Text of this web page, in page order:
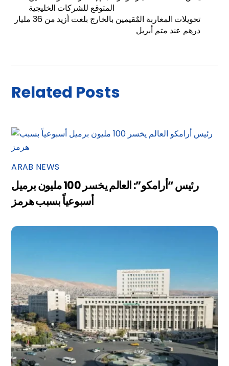
المتوقع للشركات الخليجية
تحويلات المغاربة المٌقيمين بالخارج بلغت أزيد من 36 مليار
درهم عند متم أبريل
Related Posts
ARAB NEWS
رئيس “أرامكو”: العالم يخسر 100 مليون برميل
أسبوعياً بسبب هرمز